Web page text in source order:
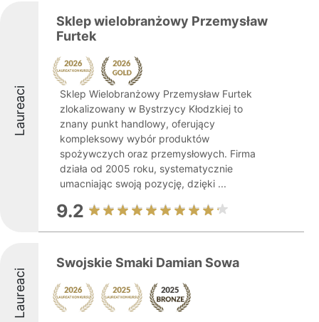
Laureaci
Sklep wielobranżowy Przemysław
Furtek
Sklep Wielobranżowy Przemysław Furtek
zlokalizowany w Bystrzycy Kłodzkiej to
znany punkt handlowy, oferujący
kompleksowy wybór produktów
spożywczych oraz przemysłowych. Firma
działa od 2005 roku, systematycznie
umacniając swoją pozycję, dzięki ...
9.2
Laureaci
Swojskie Smaki Damian Sowa